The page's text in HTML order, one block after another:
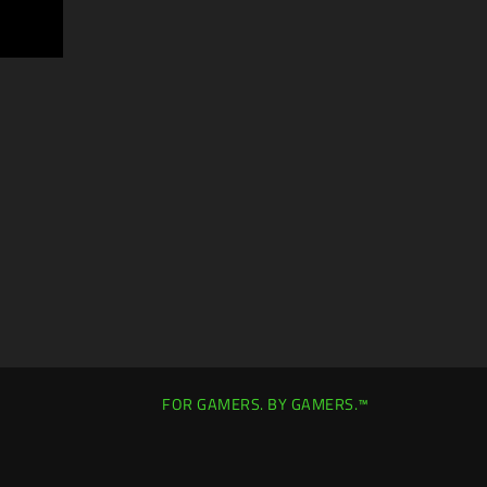
FOR GAMERS. BY GAMERS.™